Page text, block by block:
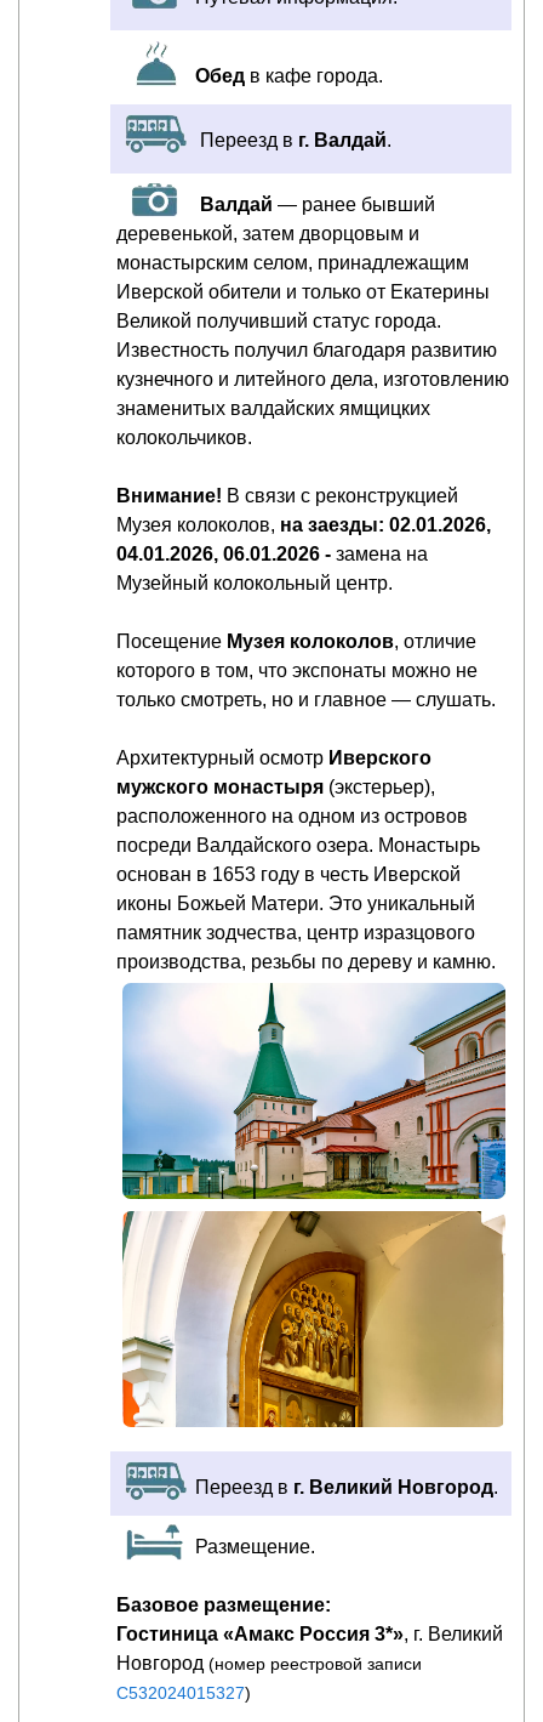
Обед в кафе города.
Переезд в г. Валдай.
Валдай — ранее бывший
деревенькой, затем дворцовым и
монастырским селом, принадлежащим
Иверской обители и только от Екатерины
Великой получивший статус города.
Известность получил благодаря развитию
кузнечного и литейного дела, изготовлению
знаменитых валдайских ямщицких
колокольчиков.
Внимание! В связи с реконструкцией
Музея колоколов, на заезды: 02.01.2026,
04.01.2026, 06.01.2026 - замена на
Музейный колокольный центр.
Посещение Музея колоколов, отличие
которого в том, что экспонаты можно не
только смотреть, но и главное — слушать.
Архитектурный осмотр Иверского
мужского монастыря (экстерьер),
расположенного на одном из островов
посреди Валдайского озера. Монастырь
основан в 1653 году в честь Иверской
иконы Божьей Матери. Это уникальный
памятник зодчества, центр изразцового
производства, резьбы по дереву и камню.
Переезд в г. Великий Новгород.
Размещение.
Базовое размещение:
Гостиница «Амакс Россия 3*», г. Великий
Новгород (номер реестровой записи
С532024015327)